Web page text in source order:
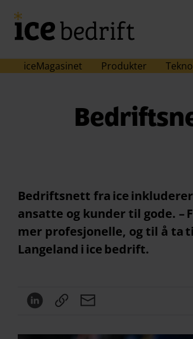
iceMagasinet Produkter
Bedriftsnett fra ice
ansatte og kunder til gode.
mer profesjonelle, og til å ta
Langeland i ice bedrift.